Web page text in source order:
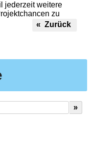
jederzeit weitere
zu
« Zurück